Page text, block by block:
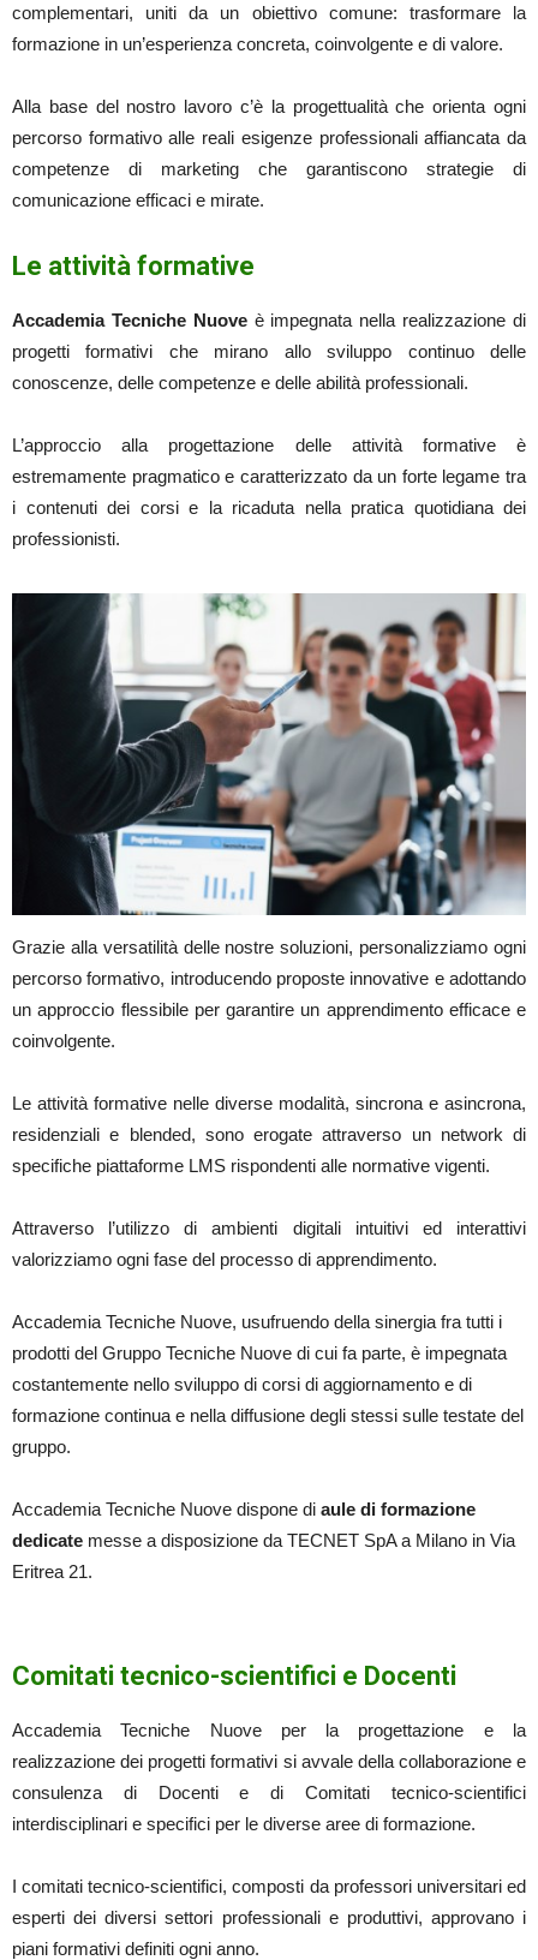
complementari, uniti da un obiettivo comune: trasformare la
formazione in un’esperienza concreta, coinvolgente e di valore.
Alla base del nostro lavoro c’è la progettualità che orienta ogni
percorso formativo alle reali esigenze professionali affiancata da
competenze di marketing che garantiscono strategie di
comunicazione efficaci e mirate.
Le attività formative
Accademia Tecniche Nuoveè impegnata nella realizzazione di
progetti formativi che mirano allo sviluppo continuo delle
conoscenze, delle competenze e delle abilità professionali.
L’approccio alla progettazione delle attività formative è
estremamente pragmatico e caratterizzato da un forte legame tra
i contenuti dei corsi e la ricaduta nella pratica quotidiana dei
professionisti.
Grazie alla versatilità delle nostre soluzioni, personalizziamo ogni
percorso formativo, introducendo proposte innovative e adottando
un approccio flessibile per garantire un apprendimento efficace e
coinvolgente.
Le attività formative nelle diverse modalità, sincrona e asincrona,
residenziali e blended, sono erogate attraverso un network di
specifiche piattaforme LMS rispondenti alle normative vigenti.
Attraverso l’utilizzo di ambienti digitali intuitivi ed interattivi
valorizziamo ogni fase del processo di apprendimento.
Accademia Tecniche Nuove, usufruendo della sinergia fra tutti i
prodotti del Gruppo Tecniche Nuove di cui fa parte, è impegnata
costantemente nello sviluppo di corsi di aggiornamento e di
formazione continua e nella diffusione degli stessi sulle testate del
gruppo.
Accademia Tecniche Nuove dispone di aule di formazione
dedicate messe a disposizione da TECNET SpA a Milano in Via
Eritrea 21.
Comitati tecnico-scientifici e Docenti
Accademia Tecniche Nuove per la progettazione e la
realizzazione dei progetti formativi si avvale della collaborazione e
consulenza di Docenti e di Comitati tecnico-scientifici
interdisciplinari e specifici per le diverse aree di formazione.
I comitati tecnico-scientifici, composti da professori universitari ed
esperti dei diversi settori professionali e produttivi, approvano i
piani formativi definiti ogni anno.